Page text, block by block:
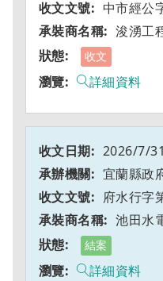
中市經公
浚湧工
收文
詳細資料
2026/7/31
宜蘭縣政
府水行字
池田水
結案
詳細資料